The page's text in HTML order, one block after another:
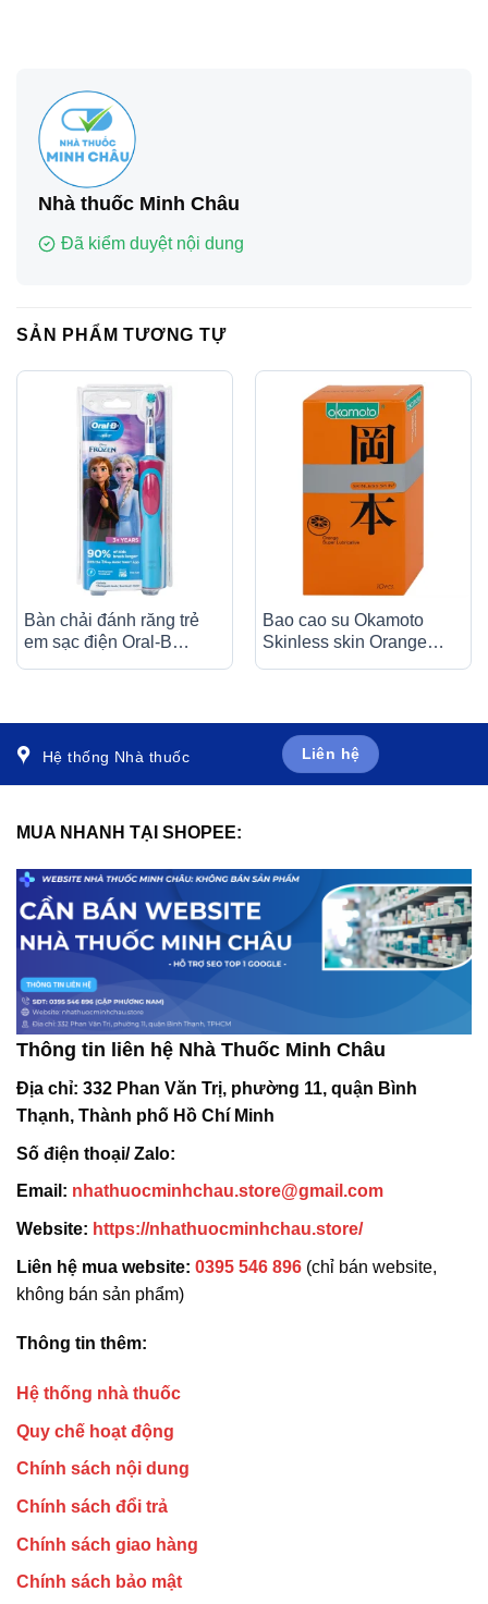
Nhà thuốc Minh Châu
Đã kiểm duyệt nội dung
SẢN PHẨM TƯƠNG TỰ
Bàn chải đánh răng trẻ
em sạc điện Oral-B
cách toàn diện
Bao cao su Okamoto
Skinless skin Orange
Hệ thống Nhà thuốc Liên hệ
MUA NHANH TẠI SHOPEE:
Thông tin liên hệ Nhà Thuốc Minh Châu
Địa chỉ: 332 Phan Văn Trị, phường 11, quận Bình
Thạnh, Thành phố Hồ Chí Minh
Số điện thoại/ Zalo:
Email: nhathuocminhchau.store@gmail.com
Website: https://nhathuocminhchau.store/
Liên hệ mua website: 0395 546 896 (chỉ bán website,
không bán sản phẩm)
Thông tin thêm:
Hệ thống nhà thuốc
Quy chế hoạt động
Chính sách nội dung
Chính sách đổi trả
Chính sách giao hàng
Chính sách bảo mật